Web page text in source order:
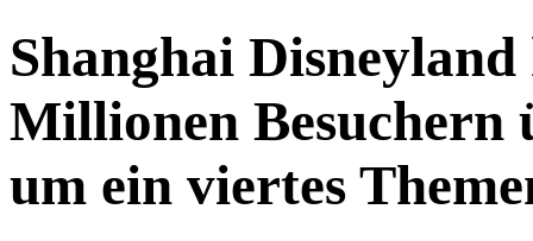
Shanghai
Millionen
um ein viertes